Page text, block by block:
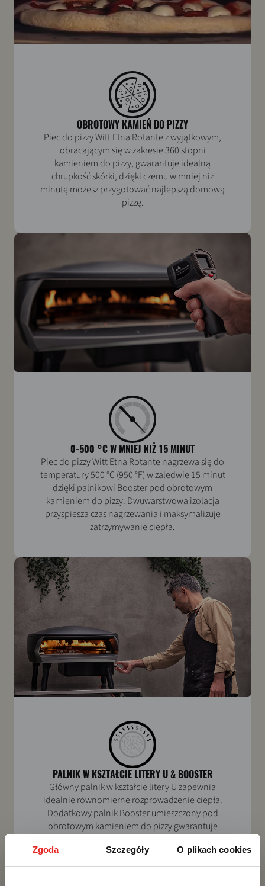
Zgoda Szczegóły O plikach cookies
OBROTOWY KAMIEŃ DO PIZZY
Piec do pizzy Witt Etna Rotante z wyjątkowym,
obracającym się w zakresie 360 stopni
kamieniem do pizzy, gwarantuje idealną
chrupkość skórki, dzięki czemu w mniej niż
minutę możesz przygotować najlepszą domową
pizzę.
0-500 °C W MNIEJ NIŻ 15 MINUT
Piec do pizzy Witt Etna Rotante nagrzewa się do
temperatury 500 °C (950 °F) w zaledwie 15 minut
dzięki palnikowi Booster pod obrotowym
kamieniem do pizzy. Dwuwarstwowa izolacja
przyspiesza czas nagrzewania i maksymalizuje
zatrzymywanie ciepła.
PALNIK W KSZTAŁCIE LITERY U & BOOSTER
Główny palnik w kształcie litery U zapewnia
idealnie równomierne rozprowadzenie ciepła.
Dodatkowy palnik Booster umieszczony pod
obrotowym kamieniem do pizzy gwarantuje
kamień, umożliwiając ciągłe wypiekanie pizz.